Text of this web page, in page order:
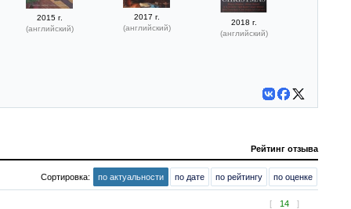
2015 г.
(английский)
2017 г.
(английский)
2018 г.
(английский)
Рейтинг отзыва
Сортировка: по актуальности по дате по рейтингу по оценке
[ 14
]